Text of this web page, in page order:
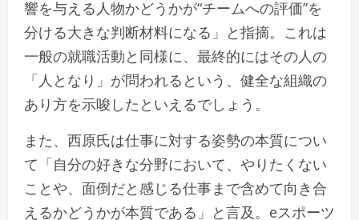
響を与える人物かどうかが“チームへの評価”を
分ける大きな判断材料になる」と指摘。これは
一般の就職活動と同様に、最終的にはその人の
「人となり」が問われるという、健全な組織の
あり方を示唆したといえるでしょう。
また、西原氏は仕事に対する姿勢の本質につい
て「自分の好きな分野において、やりたくない
ことや、面倒だと感じる仕事まで含めて向き合
えるかどうかが本質である」と言及。eスポーツ